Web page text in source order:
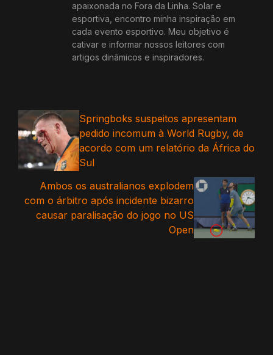
apaixonada no Fora da Linha. Solar e
esportiva, encontro minha inspiração em
cada evento esportivo. Meu objetivo é
cativar e informar nossos leitores com
artigos dinâmicos e inspiradores.
Springboks suspeitos apresentam
pedido incomum à World Rugby, de
acordo com um relatório da África do
Sul
Ambos os australianos explodem
com o árbitro após incidente bizarro
causar paralisação do jogo no US
Open